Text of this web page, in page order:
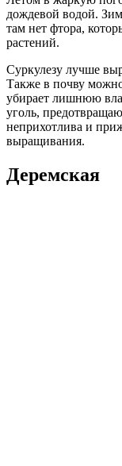
дождевой водой.
там нет фтора,
растений.
Суркулезу лучше
Также в почву
убирает лишнюю
уголь,
неприхотлива и
выращивания.
Деремская